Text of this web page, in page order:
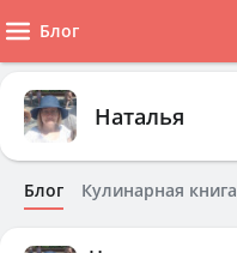
Блог
Наталья
Блог Кулинарная книга